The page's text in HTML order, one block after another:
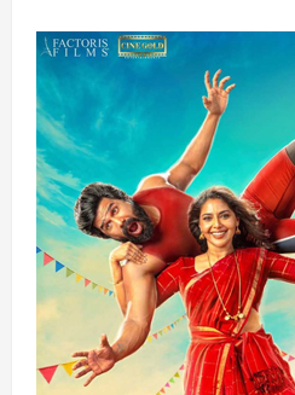
–
விமர்சனம்